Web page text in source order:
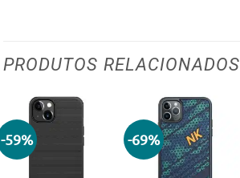
PRODUTOS RELACIONADOS
-59%
Adicionar
-69%
Adicionar
aos meus
desejos